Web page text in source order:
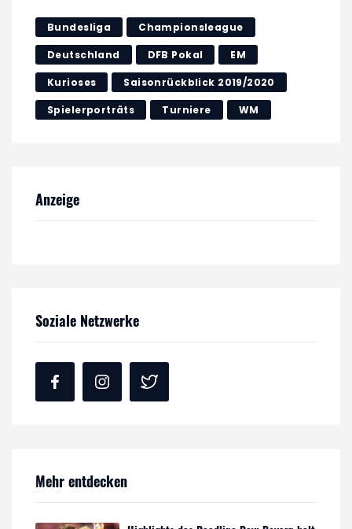
Bundesliga Championsleague
Deutschland DFB Pokal EM
Kurioses Saisonrückblick 2019/2020
Spielerporträts Turniere WM
Anzeige
Soziale Netzwerke
Mehr entdecken